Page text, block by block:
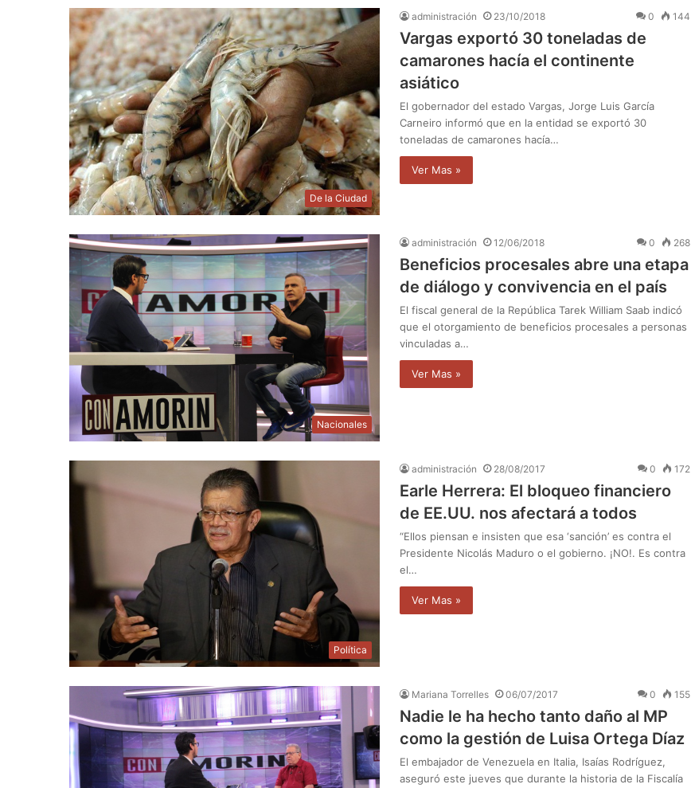
De la Ciudad
administración 23/10/2018 0 144
Vargas exportó 30 toneladas de
camarones hacía el continente
asiático
El gobernador del estado Vargas, Jorge Luis García
Carneiro informó que en la entidad se exportó 30
toneladas de camarones hacía…
Ver Mas »
Nacionales
administración 12/06/2018 0 268
Beneficios procesales abre una etapa
de diálogo y convivencia en el país
El fiscal general de la República Tarek William Saab indicó
que el otorgamiento de beneficios procesales a personas
vinculadas a…
Ver Mas »
Política
administración 28/08/2017 0 172
Earle Herrera: El bloqueo financiero
de EE.UU. nos afectará a todos
“Ellos piensan e insisten que esa ‘sanción’ es contra el
Presidente Nicolás Maduro o el gobierno. ¡NO!. Es contra
el…
Ver Mas »
Mariana Torrelles 06/07/2017 0 155
Nadie le ha hecho tanto daño al MP
como la gestión de Luisa Ortega Díaz
El embajador de Venezuela en Italia, Isaías Rodríguez,
aseguró este jueves que durante la historia de la Fiscalía